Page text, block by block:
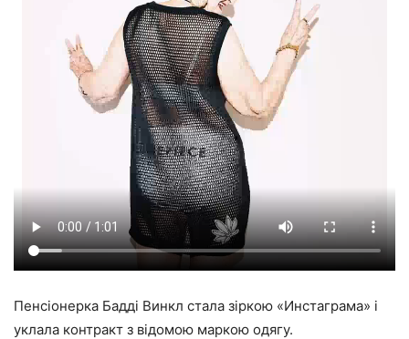
Пенсіонерка Бадді Винкл стала зіркою «Инстаграма» і
уклала контракт з відомою маркою одягу.